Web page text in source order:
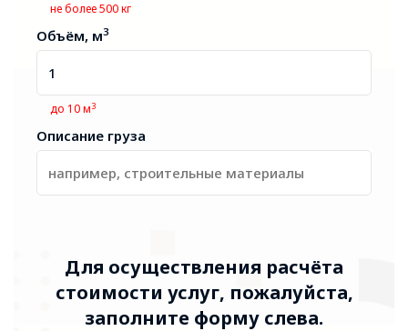
не более 500 кг
Объём, м3
до 10 м3
Описание груза
Для осуществления расчёта
стоимости услуг, пожалуйста,
заполните форму слева.